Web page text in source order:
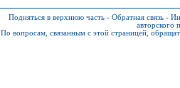
Подняться в верхнюю часть - Обратная связь -
По вопросам, связанным с этой страницей,